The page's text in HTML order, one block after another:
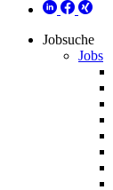
Jobsuche
Jobs